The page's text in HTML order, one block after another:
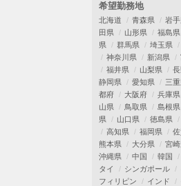
希望勤務地
北海道 青森県 岩
田県
山形県 福島県
県
群馬県 埼玉県
神奈川県
新潟県
福井県
山梨県
静岡県
愛知県 三
都府
大阪府 兵庫県
山県
鳥取県 島根県
県
山口県 徳島県
高知県
福岡県
熊本県
大分県 宮
沖縄県
中国 韓国
タイ
シンガポール
フィリピン
インド